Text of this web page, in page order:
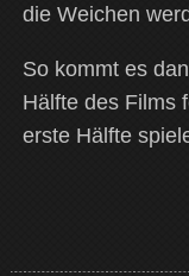
die Weichen
So kommt es
Hälfte des Films
erste Hälfte